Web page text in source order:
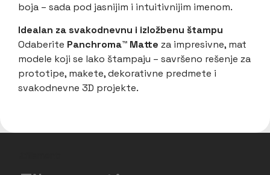
boja – sada pod jasnijim i intuitivnijim imenom.
Idealan za svakodnevnu i izložbenu štampu
Odaberite Panchroma™ Matte za impresivne, mat
modele koji se lako štampaju – savršeno rešenje za
prototipe, makete, dekorativne predmete i
svakodnevne 3D projekte.